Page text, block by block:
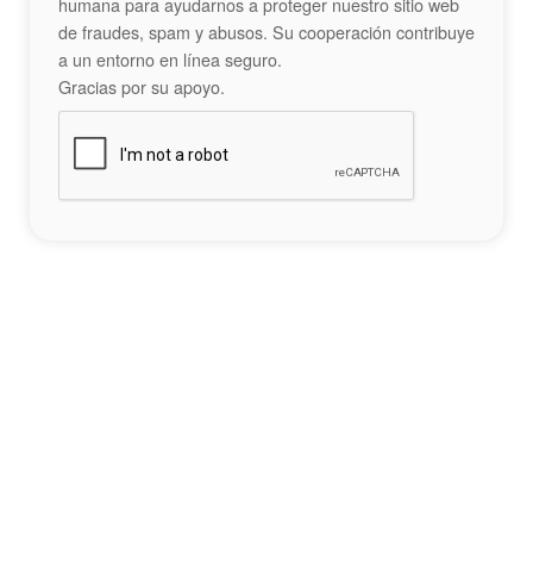
humana para ayudarnos a proteger nuestro sitio web
de fraudes, spam y abusos. Su cooperación contribuye
a un entorno en línea seguro.
Gracias por su apoyo.